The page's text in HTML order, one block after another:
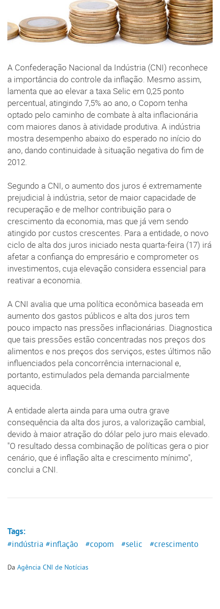
A Confederação Nacional da Indústria (CNI) reconhece
a importância do controle da inflação. Mesmo assim,
lamenta que ao elevar a taxa Selic em 0,25 ponto
percentual, atingindo 7,5% ao ano, o Copom tenha
optado pelo caminho de combate à alta inflacionária
com maiores danos à atividade produtiva. A indústria
mostra desempenho abaixo do esperado no início do
ano, dando continuidade à situação negativa do fim de
2012.
Segundo a CNI, o aumento dos juros é extremamente
prejudicial à indústria, setor de maior capacidade de
recuperação e de melhor contribuição para o
crescimento da economia, mas que já vem sendo
atingido por custos crescentes. Para a entidade, o novo
ciclo de alta dos juros iniciado nesta quarta-feira (17) irá
afetar a confiança do empresário e comprometer os
investimentos, cuja elevação considera essencial para
reativar a economia.
A CNI avalia que uma política econômica baseada em
aumento dos gastos públicos e alta dos juros tem
pouco impacto nas pressões inflacionárias. Diagnostica
que tais pressões estão concentradas nos preços dos
alimentos e nos preços dos serviços, estes últimos não
influenciados pela concorrência internacional e,
portanto, estimulados pela demanda parcialmente
aquecida.
A entidade alerta ainda para uma outra grave
consequência da alta dos juros, a valorização cambial,
devido à maior atração do dólar pelo juro mais elevado.
"O resultado dessa combinação de políticas gera o pior
cenário, que é inflação alta e crescimento mínimo",
conclui a CNI.
Tags:
#indústria #inflação #copom #selic #crescimento
Da Agência CNI de Notícias